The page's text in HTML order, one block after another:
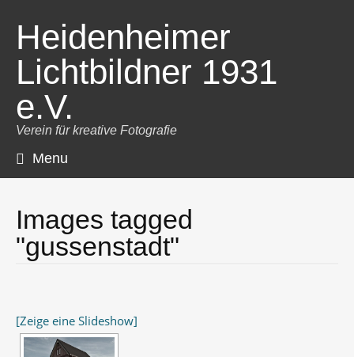
Heidenheimer
Lichtbildner 1931
e.V.
Verein für kreative Fotografie
Menu
Images tagged
"gussenstadt"
[Zeige eine Slideshow]